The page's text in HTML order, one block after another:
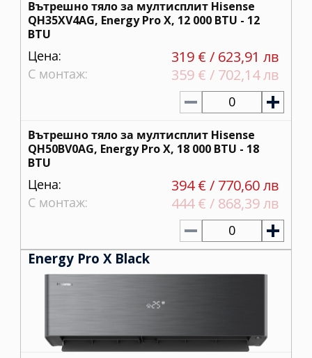
Вътрешно тяло за мултисплит Hisense
QH35XV4AG, Energy Pro X, 12 000 BTU - 12
BTU
Цена: 319 € / 623,91 лв
С монтаж: 359 € / 702,14 лв
0
Вътрешно тяло за мултисплит Hisense
QH50BV0AG, Energy Pro X, 18 000 BTU - 18
BTU
Цена: 394 € / 770,60 лв
С монтаж: 444 € / 868,39 лв
0
Energy Pro X Black